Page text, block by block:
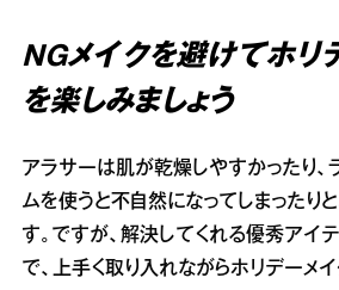
NGメイクを避けてホリ
を楽しみましょう
アラサーは肌が乾燥しやすかったり、
ムを使うと不自然になってしまったり
す。ですが、解決してくれる優秀アイ
で、上手く取り入れながらホリデーメイ